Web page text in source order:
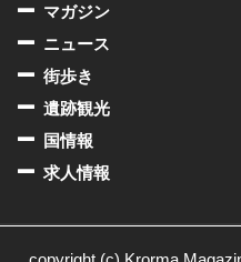
マガジン
ニュース
街歩き
遺跡観光
国情報
求人情報